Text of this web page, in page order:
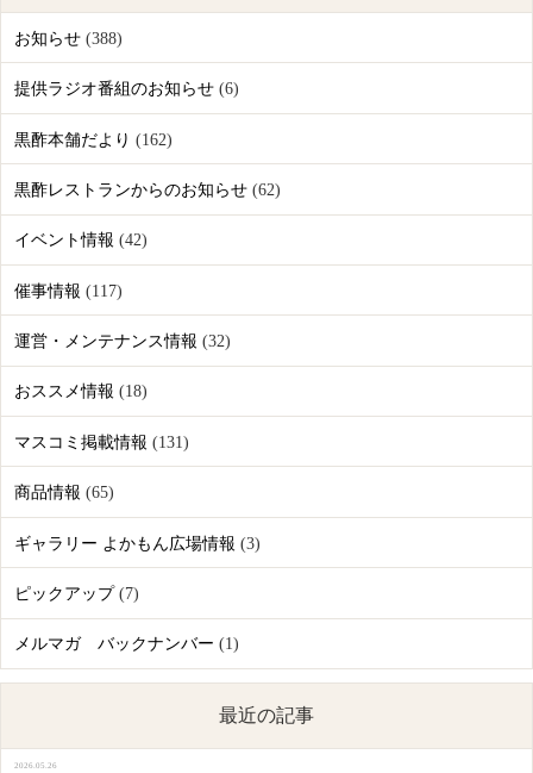
お知らせ(388)
提供ラジオ番組のお知らせ(6)
黒酢本舗だより (162)
黒酢レストランからのお知らせ(62)
イベント情報 (42)
催事情報 (117)
運営・メンテナンス情報 (32)
おススメ情報 (18)
マスコミ掲載情報 (131)
商品情報 (65)
ギャラリー よかもん広場情報 (3)
ピックアップ(7)
メルマガ バックナンバー (1)
最近の記事
2026.05.26